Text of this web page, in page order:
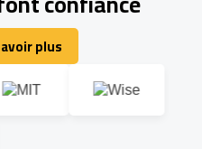
plus
plus